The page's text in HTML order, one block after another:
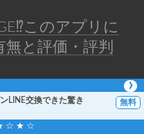
LINE交換できた驚き
☆ ★ ☆
このアプリに
と評価・評判
近場GPS出会い
情報出会い系ア